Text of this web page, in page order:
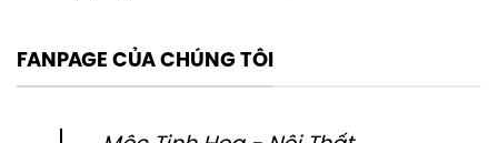
FANPAGE CỦA CHÚNG TÔI